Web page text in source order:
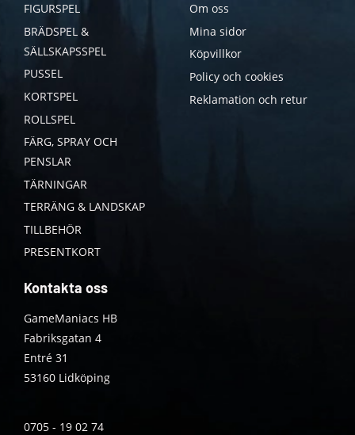
FIGURSPEL
BRÄDSPEL &
SÄLLSKAPSSPEL
PUSSEL
KORTSPEL
ROLLSPEL
FÄRG, SPRAY OCH
PENSLAR
TÄRNINGAR
TERRÄNG & LANDSKAP
TILLBEHÖR
PRESENTKORT
Om oss
Mina sidor
Köpvillkor
Policy och cookies
Reklamation och retur
Kontakta oss
GameManiacs HB
Fabriksgatan 4
Entré 31
53160 Lidköping
0705 - 19 02 74